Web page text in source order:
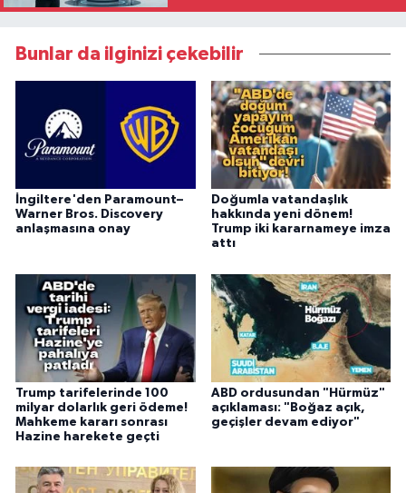
Bunlar da ilginizi çekebilir
İngiltere'den Paramount–
Warner Bros. Discovery
anlaşmasına onay
Doğumla vatandaşlık
hakkında yeni dönem!
Trump iki kararnameye imza
attı
Trump tarifelerinde 100
milyar dolarlık geri ödeme!
Mahkeme kararı sonrası
Hazine harekete geçti
ABD ordusundan "Hürmüz"
açıklaması: "Boğaz açık,
geçişler devam ediyor"